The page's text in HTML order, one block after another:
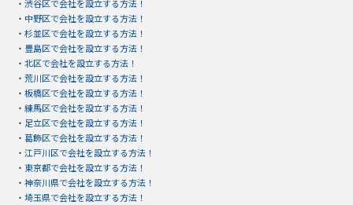
・ 渋谷区で会社を設立する方法！
・ 中野区で会社を設立する方法！
・ 杉並区で会社を設立する方法！
・ 豊島区で会社を設立する方法！
・ 北区で会社を設立する方法！
・ 荒川区で会社を設立する方法！
・ 板橋区で会社を設立する方法！
・ 練馬区で会社を設立する方法！
・ 足立区で会社を設立する方法！
・ 葛飾区で会社を設立する方法！
・ 江戸川区で会社を設立する方法！
・ 東京都で会社を設立する方法！
・ 神奈川県で会社を設立する方法！
・ 埼玉県で会社を設立する方法！